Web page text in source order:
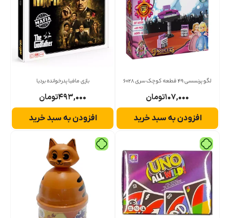
لگو پرنسسی 49 قطعه کوچک سری 6028
۱۰۷,۰۰۰تومان
افزودن به سبد خرید
بازی مافیا پدرخوانده بردیا
۴۹۳,۰۰۰تومان
افزودن به سبد خرید